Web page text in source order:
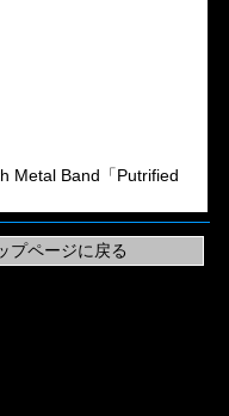
Metal Band「Putrified